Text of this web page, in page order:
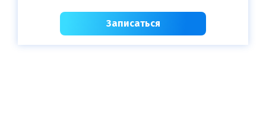
Записаться